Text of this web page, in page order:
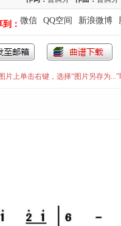
： 微信 QQ空间 新浪微博
片上单击右键，选择“图片另存为